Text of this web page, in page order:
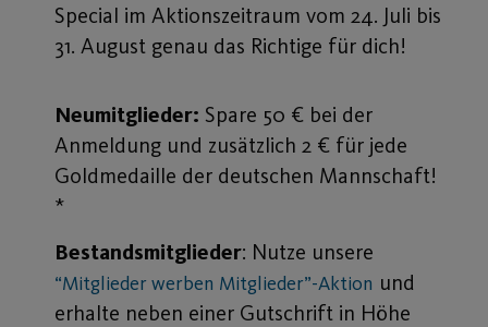
Special im Aktionszeitraum vom 24. Juli bis
31. August genau das Richtige für dich!
Neumitglieder: Spare 50 € bei der
Anmeldung und zusätzlich 2 € für jede
Goldmedaille der deutschen Mannschaft!
*
Bestandsmitglieder: Nutze unsere
“Mitglieder werben Mitglieder”-Aktion und
erhalte neben einer Gutschrift in Höhe